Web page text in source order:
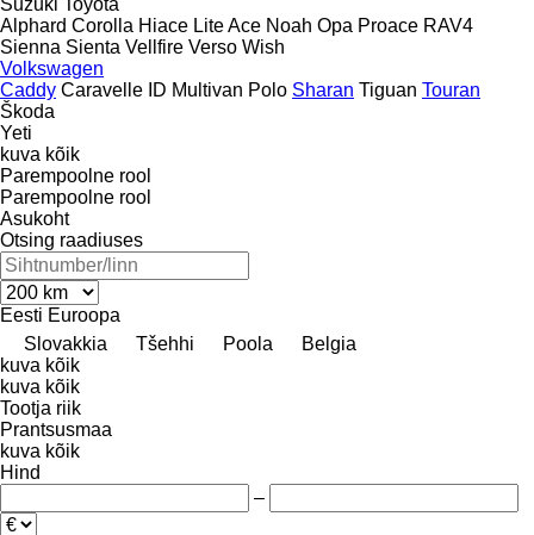
Alphard Corolla Hiace Lite Ace Noah Opa Proace RAV4
Sienna Sienta Vellfire Verso Wish
Volkswagen
Caddy Caravelle ID Multivan Polo Sharan Tiguan Touran
Škoda
Yeti
kuva kõik
Parempoolne rool
Parempoolne rool
Asukoht
Otsing raadiuses
Eesti Euroopa
Slovakkia
Tšehhi Poola
Belgia
kuva kõik
kuva kõik
Tootja riik
Prantsusmaa
kuva kõik
Hind
–